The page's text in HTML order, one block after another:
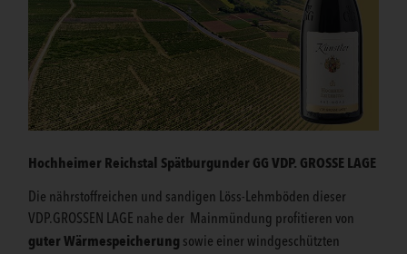
Hochheimer Reichstal Spätburgunder GG VDP. GROSSE LAGE
Die nährstoffreichen und sandigen Löss-Lehmböden dieser
VDP.GROSSEN LAGE nahe der Mainmündung profitieren von
guter Wärmespeicherung sowie einer windgeschützten